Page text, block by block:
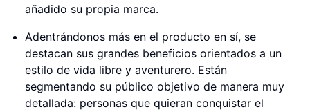
añadido su propia marca.
Adentrándonos más en el producto en sí, se
destacan sus grandes beneficios orientados a un
estilo de vida libre y aventurero. Están
segmentando su público objetivo de manera muy
detallada: personas que quieran conquistar el